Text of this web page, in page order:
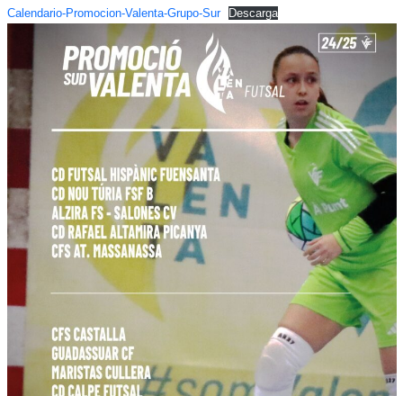
Calendario-Promocion-Valenta-Grupo-Sur Descarga